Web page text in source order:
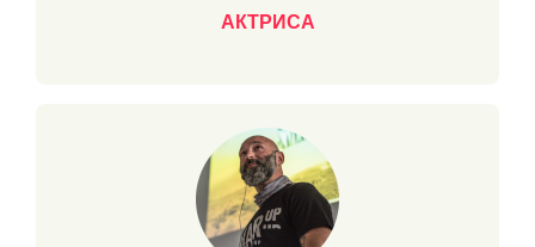
АКТРИСА